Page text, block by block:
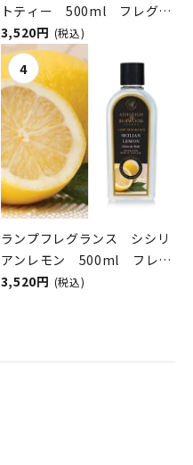
トティー 500ml フレグラ
ンスランプ用オイル
ASHLEIGH&BURWOOD（ア
シュレイアンドバーウッド）
3,520円 (税込)
ランプフレグランス シシリ
アンレモン 500ml フレグ
ランスランプ用オイル
3,520円 (税込)